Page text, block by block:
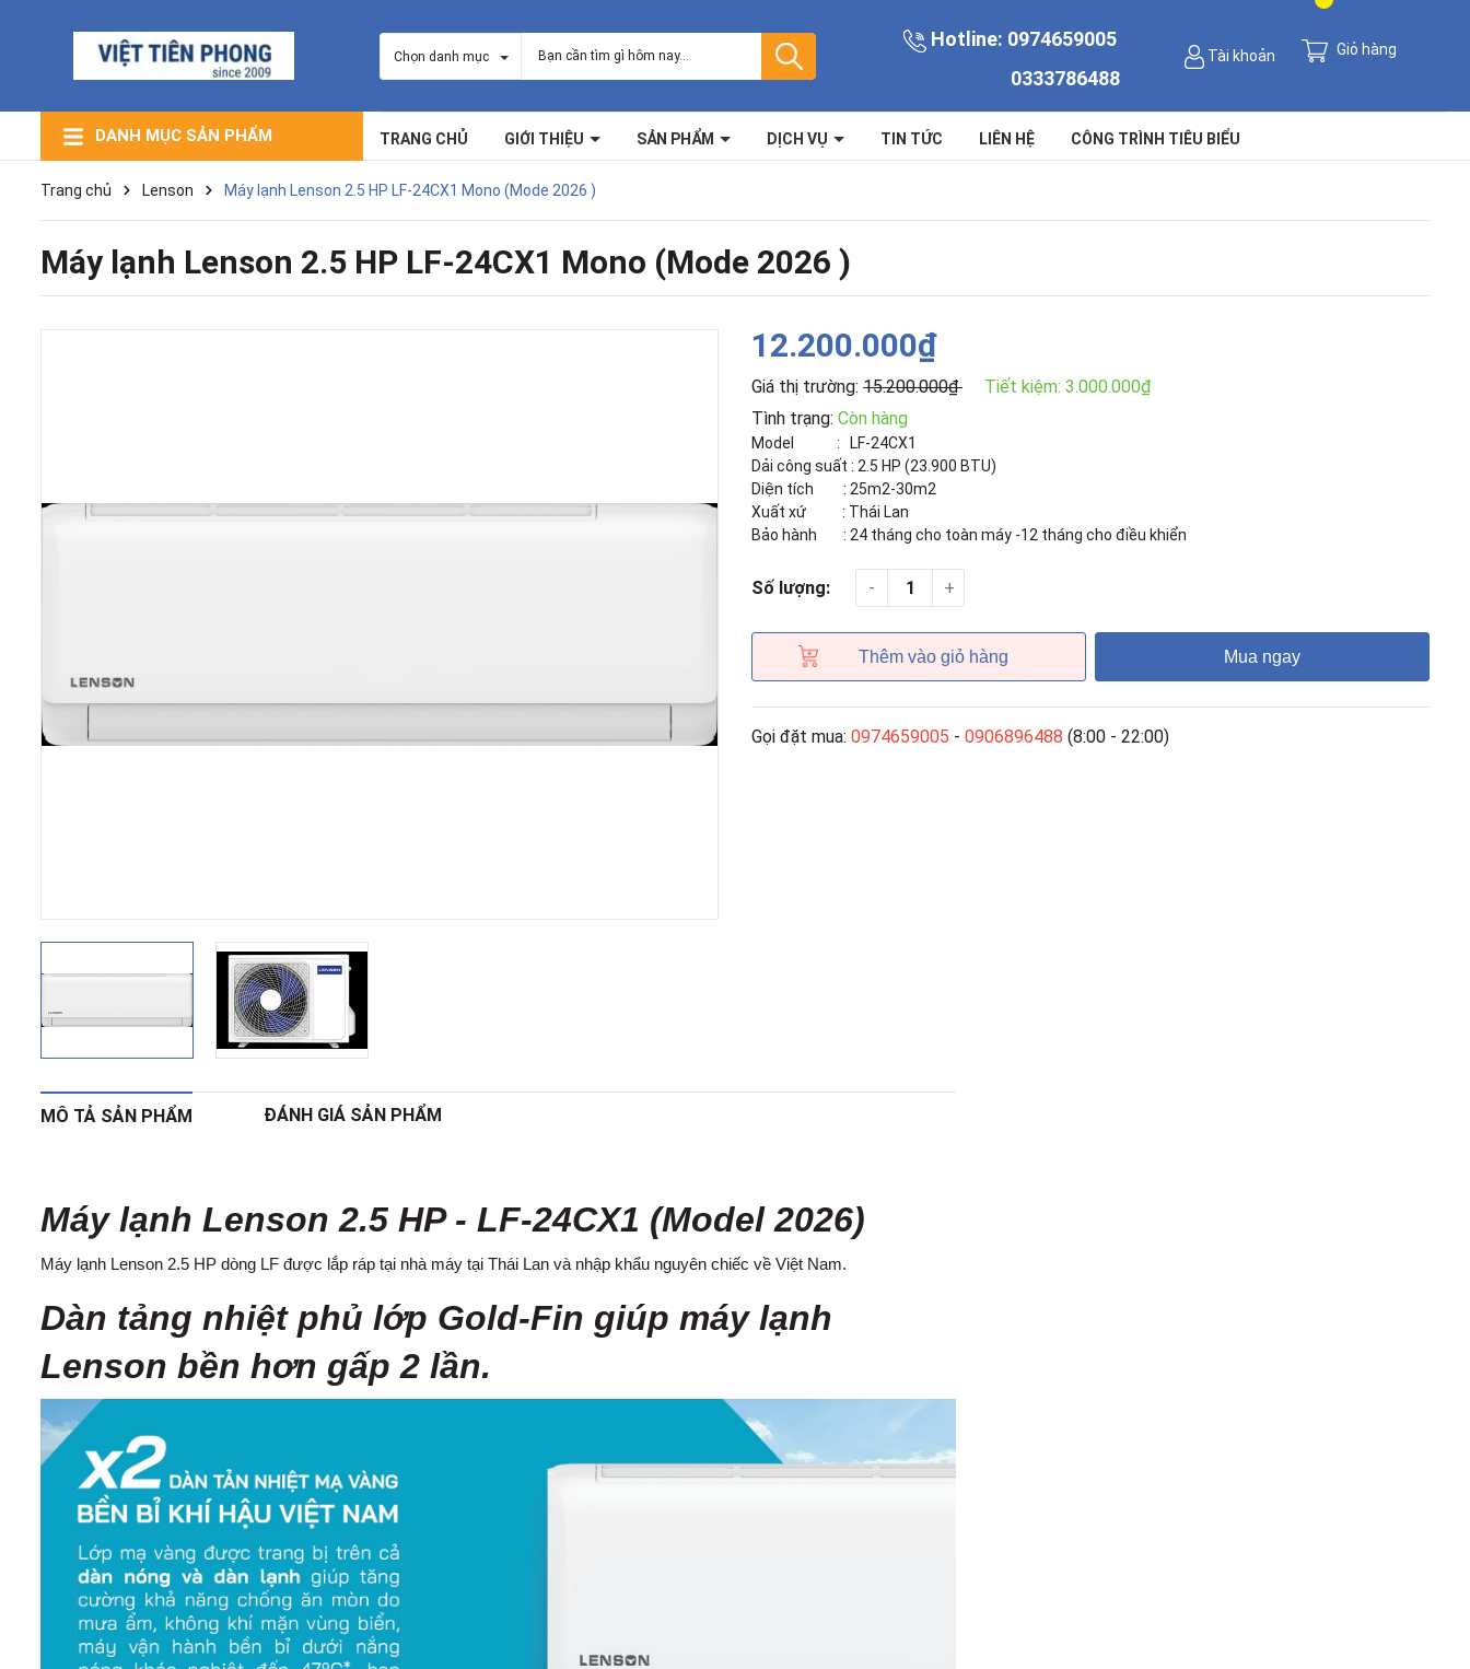
Chọn danh mục
Hotline: 0974659005
0333786488
Tài khoản Giỏ hàng
DANH MỤC SẢN PHẨM TRANG CHỦ GIỚI THIỆU SẢN PHẨM DỊCH VỤ TIN TỨC LIÊN HỆ CÔNG TRÌNH TIÊU BIỂU
Trang chủ Lenson Máy lạnh Lenson 2.5 HP LF-24CX1 Mono (Mode 2026 )
Máy lạnh Lenson 2.5 HP LF-24CX1 Mono (Mode 2026 )
12.200.000₫
Giá thị trường: 15.200.000₫ Tiết kiệm: 3.000.000₫
Tình trạng: Còn hàng
Model : LF-24CX1
Dải công suất : 2.5 HP (23.900 BTU)
Diện tích : 25m2-30m2
Xuất xứ : Thái Lan
Bảo hành : 24 tháng cho toàn máy -12 tháng cho điều khiển
Số lượng: - +
Thêm vào giỏ hàng Mua ngay
Gọi đặt mua: 0974659005 - 0906896488 (8:00 - 22:00)
MÔ TẢ SẢN PHẨM ĐÁNH GIÁ SẢN PHẨM
Máy lạnh Lenson 2.5 HP - LF-24CX1 (Model 2026)
Máy lạnh Lenson 2.5 HP dòng LF được lắp ráp tại nhà máy tại Thái Lan và nhập khẩu nguyên chiếc về Việt Nam.
Dàn tảng nhiệt phủ lớp Gold-Fin giúp máy lạnh
Lenson bền hơn gấp 2 lần.